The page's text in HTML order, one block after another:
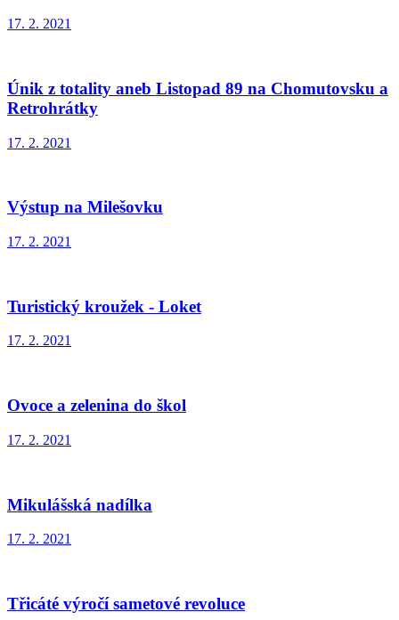
17. 2. 2021
Únik z totality aneb Listopad 89 na Chomutovsku a
Retrohrátky
17. 2. 2021
Výstup na Milešovku
17. 2. 2021
Turistický kroužek - Loket
17. 2. 2021
Ovoce a zelenina do škol
17. 2. 2021
Mikulášská nadílka
17. 2. 2021
Třicáté výročí sametové revoluce